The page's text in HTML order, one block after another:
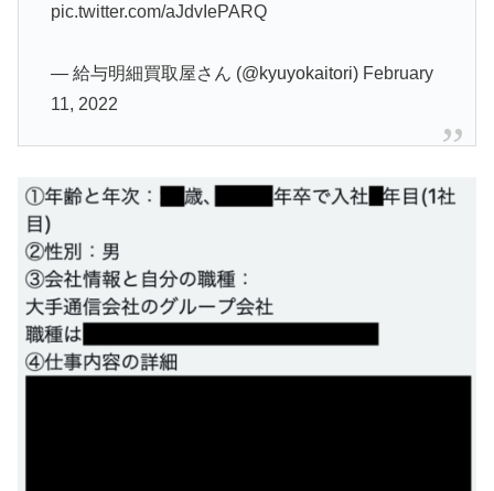
pic.twitter.com/aJdvIePARQ
— 給与明細買取屋さん (@kyuyokaitori) February
11, 2022